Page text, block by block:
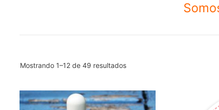
Mostrando 1–12 de 49 resultados